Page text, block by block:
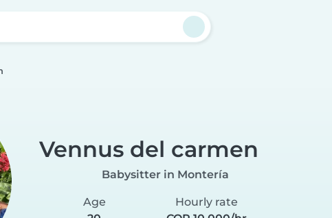
Vennus del carmen
Babysitter in Montería
Age
Hourly rate